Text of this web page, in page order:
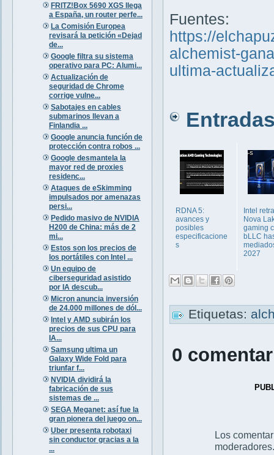
FRITZ!Box 5690 XGS llega
a España, un router perfe...
La Comisión Europea
revisará la petición «Dejad
de...
Google filtra su sistema
operativo para PC: Alumi...
Actualización de
seguridad de Chrome
corrige vulne...
Sabotajes en cables
submarinos llevan a
Finlandia ...
Google anuncia función de
protección contra robos ...
Google desmantela la
mayor red de proxies
residenc...
Ataques de eSkimming
impulsados por amenazas
persi...
Pedido masivo de NVIDIA
H200 de China: más de 2
mi...
Estos son los precios de
los portátiles con Intel ...
Un equipo de
ciberseguridad asistido
por IA descub...
Micron anuncia inversión
de 24.000 millones de dól...
Intel y AMD subirán los
precios de sus CPU para
IA...
Samsung ultima un
Galaxy Wide Fold para
triunfar f...
NVIDIA dividirá la
fabricación de sus
sistemas de ...
SEGA Meganet: así fue la
gran pionera del juego on...
Uber presenta robotaxi
sin conductor gracias a la
...
Fuentes:
https://
alchemist-
ultima-
Entradas
RDNA 5:
avances y
posibles
especificacione
s
Intel
Nova
gaming
bLLC
2027
Etiquetas:
0
Los
moderadores.